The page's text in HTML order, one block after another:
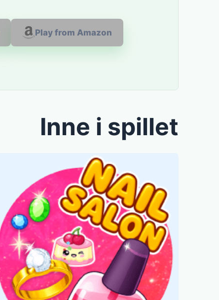
Play from Amazon
Inne i spillet